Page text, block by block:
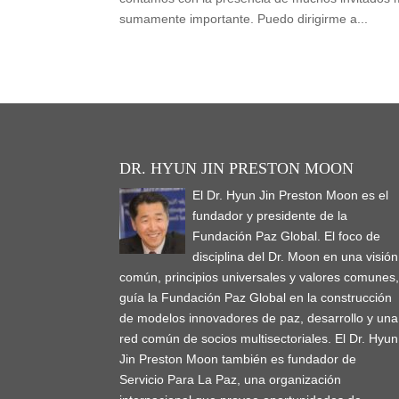
sumamente importante. Puedo dirigirme a...
DR. HYUN JIN PRESTON MOON
El Dr. Hyun Jin Preston Moon es el
fundador y presidente de la
Fundación Paz Global. El foco de
disciplina del Dr. Moon en una visión
común, principios universales y valores comunes,
guía la Fundación Paz Global en la construcción
de modelos innovadores de paz, desarrollo y una
red común de socios multisectoriales. El Dr. Hyun
Jin Preston Moon también es fundador de
Servicio Para La Paz, una organización